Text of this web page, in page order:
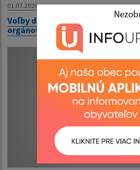
01.07.2026
Voľby do orgánov samosprávy
orgánov samosprávných krajov